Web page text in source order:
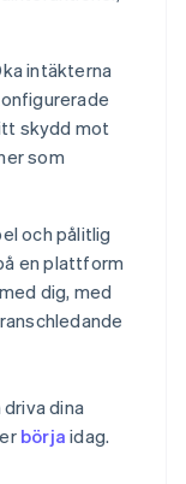
intäkterna
skydd mot
som
och pålitlig
en plattform
dig, med
driva dina
börja idag.